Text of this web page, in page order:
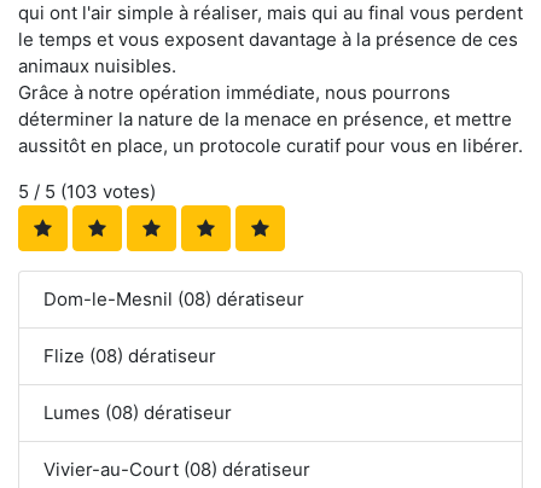
qui ont l'air simple à réaliser, mais qui au final vous perdent
le temps et vous exposent davantage à la présence de ces
animaux nuisibles.
Grâce à notre opération immédiate, nous pourrons
déterminer la nature de la menace en présence, et mettre
aussitôt en place, un protocole curatif pour vous en libérer.
5 / 5 (103 votes)
Dom-le-Mesnil (08) dératiseur
Flize (08) dératiseur
Lumes (08) dératiseur
Vivier-au-Court (08) dératiseur